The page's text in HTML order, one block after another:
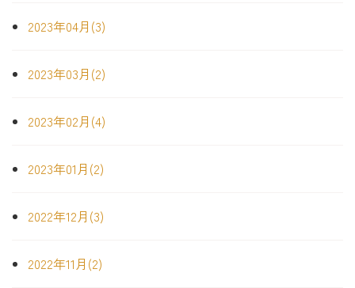
2023年04月(3)
2023年03月(2)
2023年02月(4)
2023年01月(2)
2022年12月(3)
2022年11月(2)